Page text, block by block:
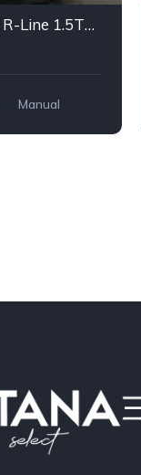
Volkswagen T-Roc R-Line 1.5TSi 150cv 2023
Manual